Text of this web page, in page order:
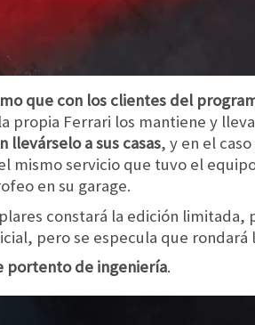
que con los clientes del
propia Ferrari los mantiene y
llevárselo a sus casas, y en el
mismo servicio que tuvo el
en su garage.
constará la edición limitada,
pero se especula que
portento de ingeniería.